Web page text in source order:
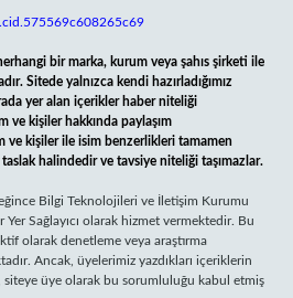
bir marka, kurum veya şahıs şirketi ile
Sitede yalnızca kendi hazırladığımız
yer alan içerikler haber niteliği
ve kişiler hakkında paylaşım
ve kişiler ile isim benzerlikleri tamamen
halindedir ve tavsiye niteliği taşımazlar.
Bilgi Teknolojileri ve İletişim Kurumu
Yer Sağlayıcı olarak hizmet vermektedir. Bu
olarak denetleme veya araştırma
Ancak, üyelerimiz yazdıkları içeriklerin
üye olarak bu sorumluluğu kabul etmiş